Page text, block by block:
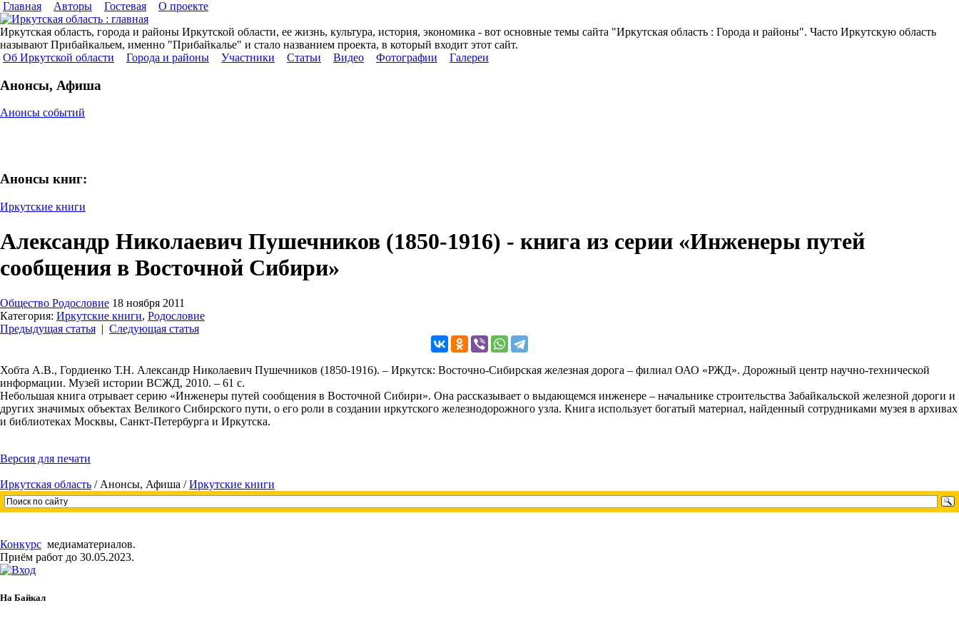
Главная Авторы Гостевая О проекте
Иркутская область, города и районы Иркутской области, ее жизнь, культура, история, экономика - вот основные темы сайта "Иркутская область : Города и районы". Часто Иркутскую область
называют Прибайкальем, именно "Прибайкалье" и стало названием проекта, в который входит этот сайт.
Об Иркутской области
Города и районы Участники Cтатьи Видео Фотографии Галереи
Анонсы, Афиша
Анонсы событий
Анонсы книг:
Иркутские книги
Александр Николаевич Пушечников (1850-1916) - книга из серии «Инженеры путей
сообщения в Восточной Сибири»
Общество Родословие 18 ноября 2011
Категория: Иркутские книги, Родословие
Предыдущая статья | Следующая статья
Хобта А.В., Гордиенко Т.Н. Александр Николаевич Пушечников (1850-1916). – Иркутск: Восточно-Сибирская железная дорога – филиал ОАО «РЖД». Дорожный центр научно-технической
информации. Музей истории ВСЖД, 2010. – 61 с.
Небольшая книга отрывает серию «Инженеры путей сообщения в Восточной Сибири». Она рассказывает о выдающемся инженере – начальнике строительства Забайкальской железной дороги и
других значимых объектах Великого Сибирского пути, о его роли в создании иркутского железнодорожного узла. Книга использует богатый материал, найденный сотрудниками музея в архивах
и библиотеках Москвы, Санкт-Петербурга и Иркутска.
Версия для печати
Иркутская область / Анонсы, Афиша /Иркутские книги
Конкурс медиаматериалов.
Приём работ до 30.05.2023.
На Байкал